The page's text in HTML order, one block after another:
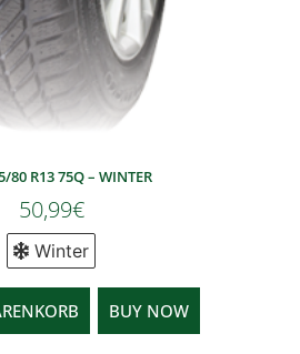
80 R13 75Q – WINTER
50,99€
Winter
BUY NOW